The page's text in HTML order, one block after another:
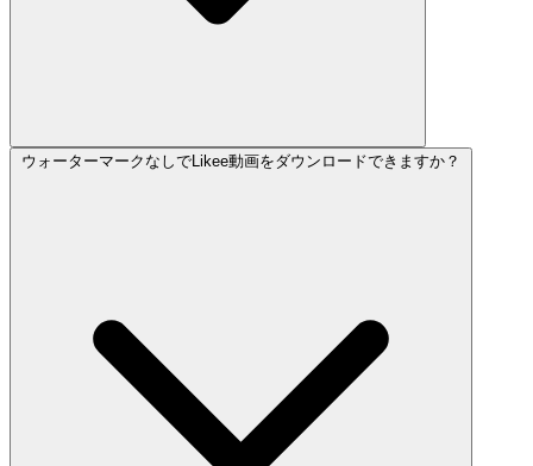
ウォーターマークなしでLikee動画をダウンロードできますか？